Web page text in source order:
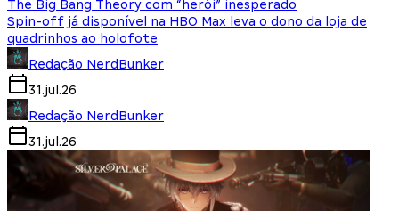
The Big Bang Theory com “herói” inesperado
Spin-off já disponível na HBO Max leva o dono da loja de
quadrinhos ao holofote
Redação NerdBunker
31.jul.26
Redação NerdBunker
31.jul.26